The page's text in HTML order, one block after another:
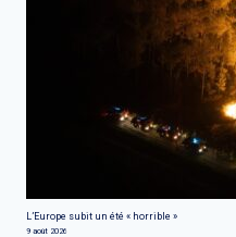
L’Europe subit un été « horrible »
9 août 2026